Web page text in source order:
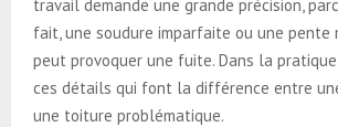
travail demande une grande précision,
fait, une soudure imparfaite ou une pente
peut provoquer une fuite. Dans la
ces détails qui font la différence entre
une toiture problématique.